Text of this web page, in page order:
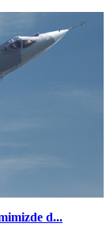
d...